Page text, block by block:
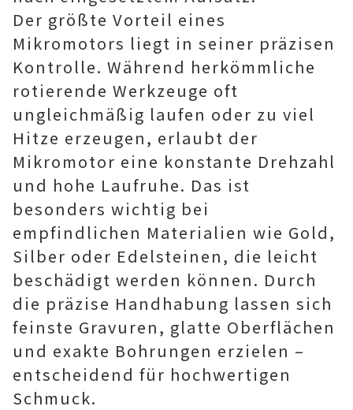
Der größte Vorteil eines
Mikromotors liegt in seiner präzisen
Kontrolle. Während herkömmliche
rotierende Werkzeuge oft
ungleichmäßig laufen oder zu viel
Hitze erzeugen, erlaubt der
Mikromotor eine konstante Drehzahl
und hohe Laufruhe. Das ist
besonders wichtig bei
empfindlichen Materialien wie Gold,
Silber oder Edelsteinen, die leicht
beschädigt werden können. Durch
die präzise Handhabung lassen sich
feinste Gravuren, glatte Oberflächen
und exakte Bohrungen erzielen –
entscheidend für hochwertigen
Schmuck.